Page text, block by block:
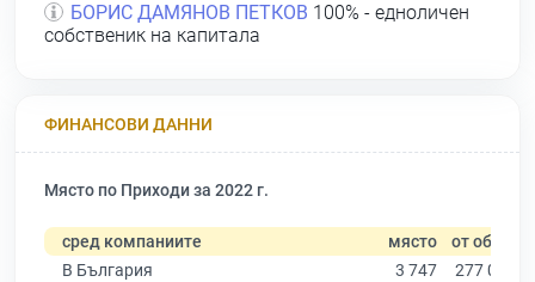
БОРИС ДАМЯНОВ ПЕТКОВ 100% - едноличен
собственик на капитала
ФИНАНСОВИ ДАННИ
Място по Приходи за 2022 г.
сред компаниите място от общо
В България
3 747
277 019